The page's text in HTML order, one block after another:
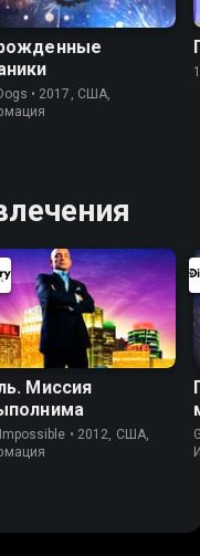
• 2017, США,
Миссия
• 2012, США,